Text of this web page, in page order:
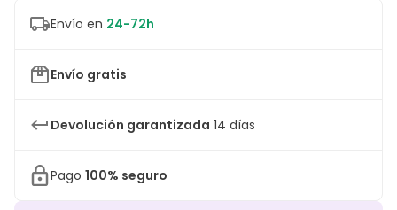
Envío en 24-72h
Envío gratis
Devolución garantizada 14 días
Pago 100% seguro